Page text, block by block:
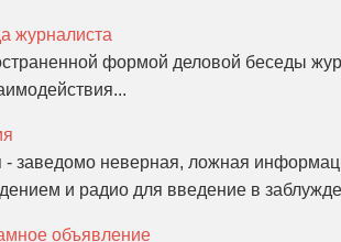
журналиста
формой деловой беседы
заведомо неверная, ложная
и радио для введение в
объявление